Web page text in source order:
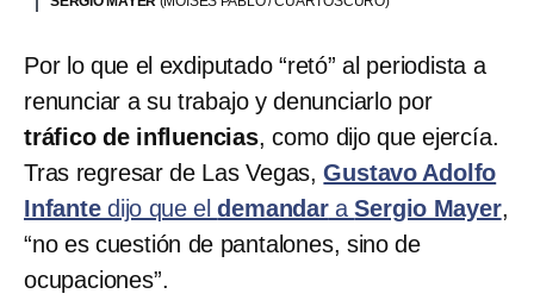
Por lo que el exdiputado “retó” al periodista a
renunciar a su trabajo y denunciarlo por
tráfico de influencias, como dijo que ejercía.
Tras regresar de Las Vegas, Gustavo Adolfo
Infante dijo que eldemandaraSergio Mayer,
“no es cuestión de pantalones, sino de
ocupaciones”.